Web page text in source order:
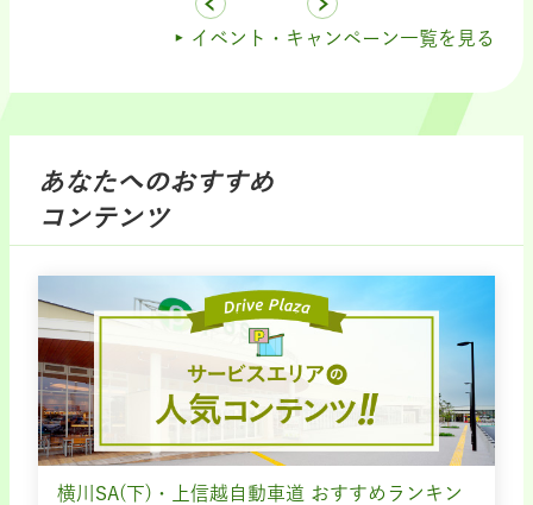
イベント・キャンペーン一覧を見る
あなたへのおすすめ
コンテンツ
横川SA(下)・上信越自動車道 おすすめランキン